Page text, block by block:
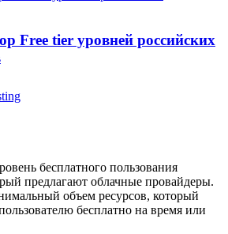
Free tier уровней российских
бесплатного пользования
предлагают облачные провайдеры.
объем ресурсов, который
бесплатно на время или